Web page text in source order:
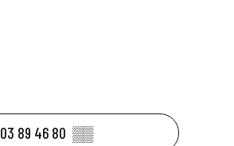
03 89 46 80 ▒▒